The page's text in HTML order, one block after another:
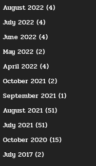
August 2022 (4)
July 2022 (4)
June 2022 (4)
May 2022 (2)
April 2022 (4)
October 2021 (2)
September 2021 (1)
August 2021 (51)
July 2021 (51)
October 2020 (15)
July 2017 (2)